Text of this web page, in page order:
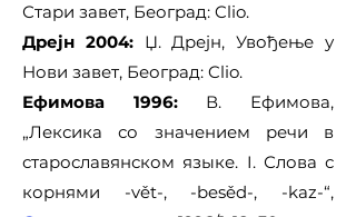
Стари завет, Београд: Clio.
Дрејн 2004:Џ. Дрејн, Увођење у
Нови завет, Београд: Clio.
Ефимова 1996: В. Ефимова,
„Лексика со значением речи в
старославянском языке. I. Слова с
корнями -vět-, -besěd-, -kaz-“,